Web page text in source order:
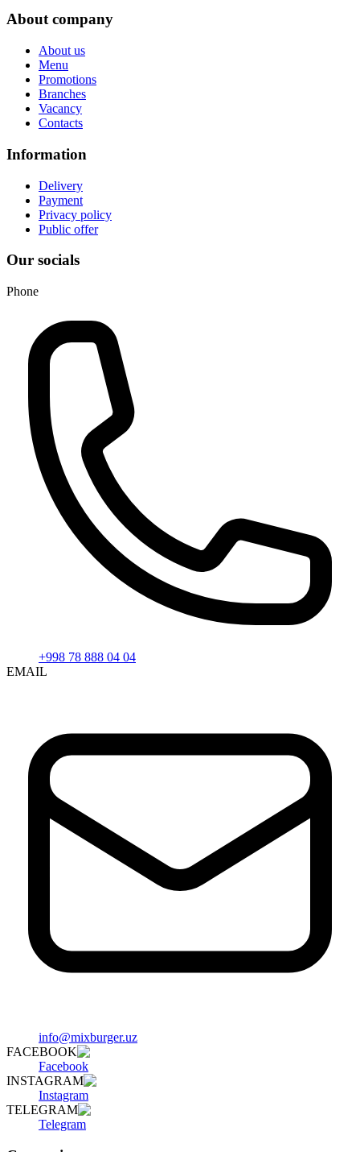
About company
About us
Menu
Promotions
Branches
Vacancy
Contacts
Information
Delivery
Payment
Privacy policy
Public offer
Our socials
Phone
+998 78 888 04 04
EMAIL
info@mixburger.uz
FACEBOOK
Facebook
INSTAGRAM
Instagram
TELEGRAM
Telegram